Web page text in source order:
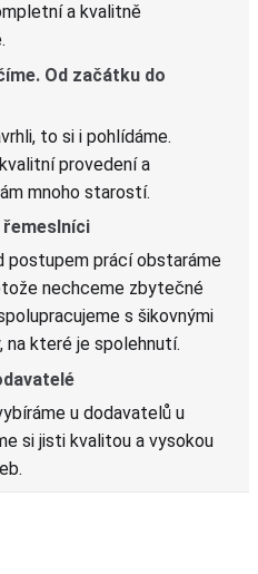
a kvalitně
Od začátku do
to si i pohlídáme.
provedení a
mnoho starostí.
řemeslníci
postupem prácí obstaráme
nechceme zbytečné
s šikovnými
na které je spolehnutí.
u dodavatelů u
si jisti kvalitou a vysokou